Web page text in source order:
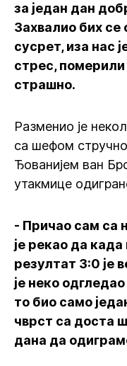
за један дан
Захвалио бих се
сусрет, иза нас
стрес,
страшно.
Разменио је
са шефом
Ђованијем ван
утакмице
- Причао сам са
је рекао да
резултат 3:0 је
је неко
то био само
чврст са доста
дана да